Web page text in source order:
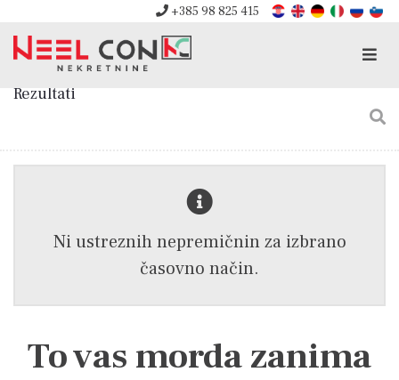
+385 98 825 415
Rezultati
Ni ustreznih nepremičnin za izbrano
časovno način.
To vas morda zanima